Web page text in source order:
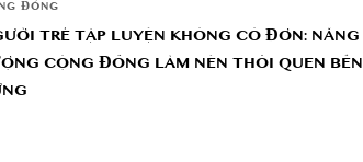
ĐỒNG
TRẺ TẬP LUYỆN KHÔNG CÔ ĐƠN: NĂNG
CỘNG ĐỒNG LÀM NÊN THÓI QUEN BỀN